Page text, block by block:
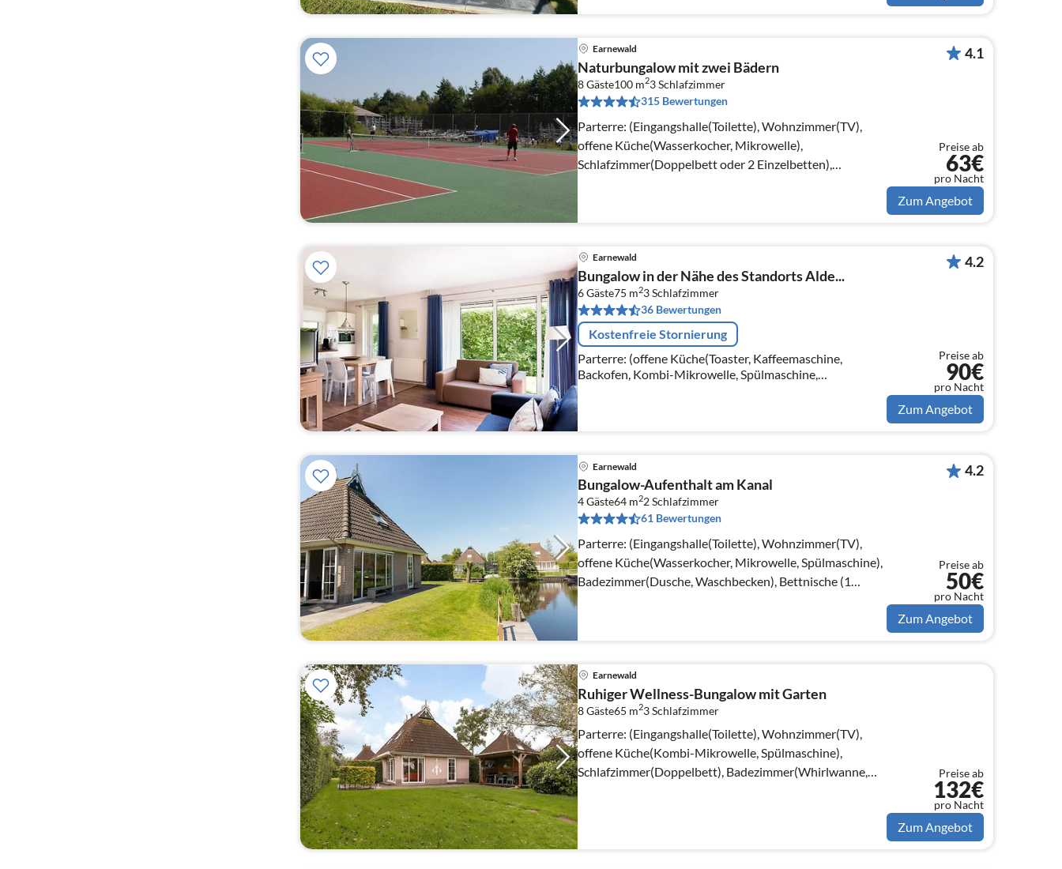
Earnewald
Naturbungalow mit zwei Bädern
8 Gäste100 m23Schlafzimmer
315 Bewertungen
Parterre: (Eingangshalle(Toilette), Wohnzimmer(TV),
offene Küche(Wasserkocher, Mikrowelle),
Schlafzimmer(Doppelbett oder 2 Einzelbetten),
4.1
Preise ab
63€
pro Nacht
Zum Angebot
Earnewald
Bungalow in der Nähe des Standorts Alde...
6 Gäste75 m23Schlafzimmer
36 Bewertungen
Kostenfreie Stornierung
Parterre: (offene Küche(Toaster, Kaffeemaschine,
Backofen, Kombi-Mikrowelle, Spülmaschine,
Zitruspresse, Stabmixer),
Wohn/Esszimmer(TV(Flatscreen), Esstisch, Sitzecke,
DVD-Spieler)
4.2
Preise ab
90€
pro Nacht
Zum Angebot
Earnewald
Bungalow-Aufenthalt am Kanal
4 Gäste64 m22Schlafzimmer
61 Bewertungen
Parterre: (Eingangshalle(Toilette), Wohnzimmer(TV),
offene Küche(Wasserkocher, Mikrowelle, Spülmaschine),
Badezimmer(Dusche, Waschbecken), Bettnische (1
4.2
Preise ab
50€
pro Nacht
Zum Angebot
Earnewald
Ruhiger Wellness-Bungalow mit Garten
8 Gäste65 m23Schlafzimmer
Parterre: (Eingangshalle(Toilette), Wohnzimmer(TV),
offene Küche(Kombi-Mikrowelle, Spülmaschine),
Schlafzimmer(Doppelbett), Badezimmer(Whirlwanne,
Preise ab
132€
pro Nacht
Zum Angebot